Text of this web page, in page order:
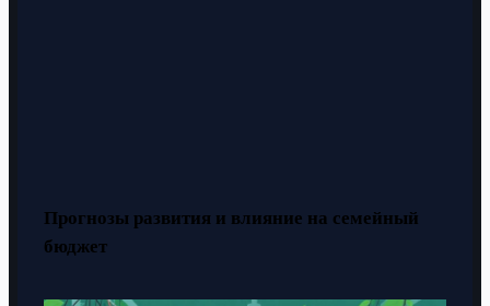
Прогнозы развития и влияние на семейный
бюджет